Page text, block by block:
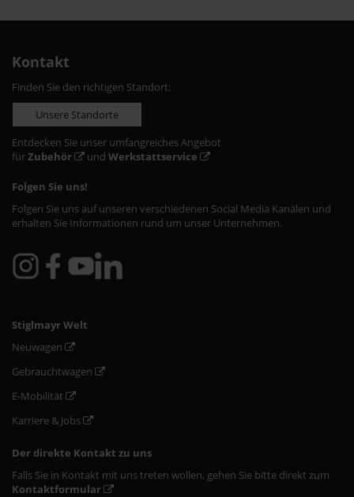
Kontakt
Finden Sie den richtigen Standort:
Unsere Standorte
Entdecken Sie unser umfangreiches Angebot
fürZubehör und Werkstattservice
Folgen Sie uns!
Folgen Sie uns auf unseren verschiedenen Social Media Kanälen und
erhalten Sie Informationen rund um unser Unternehmen.
Stiglmayr Welt
Neuwagen
Gebrauchtwagen
E-Mobilität
Karriere & Jobs
Der direkte Kontakt zu uns
Falls Sie in Kontakt mit uns treten wollen, gehen Sie bitte direkt zum
Kontaktformular